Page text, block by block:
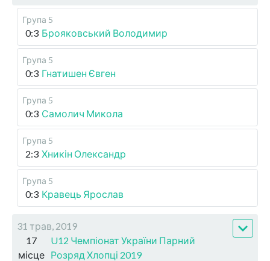
Група 5
0:3 Брояковський Володимир
Група 5
0:3 Гнатишен Євген
Група 5
0:3 Самолич Микола
Група 5
2:3 Хникін Олександр
Група 5
0:3 Кравець Ярослав
31 трав, 2019
17
місце
U12 Чемпіонат України Парний
Розряд Хлопці 2019